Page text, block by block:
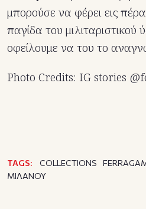
μπορούσε να φέρει εις
παγίδα του μιλιταριστικού
οφείλουμε να του το
Photo Credits: IG stories
TAGS: COLLECTIONS
ΜΙΛΑΝΟΥ